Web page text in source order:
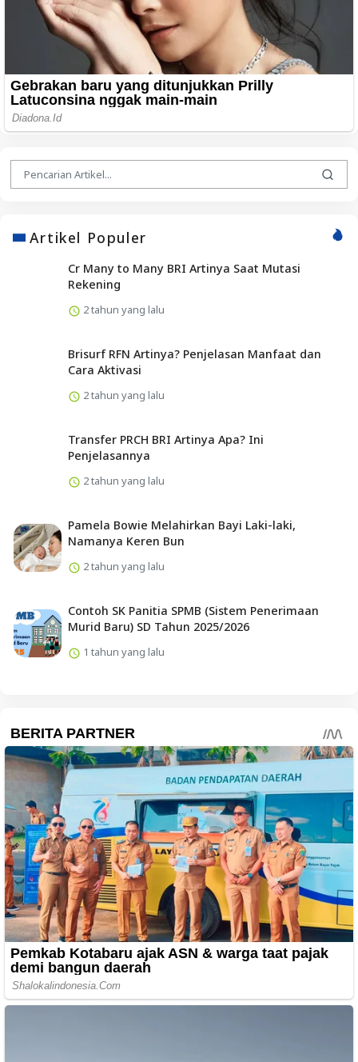
Artikel Populer
Cr Many to Many BRI Artinya Saat Mutasi
Rekening
2 tahun yang lalu
Brisurf RFN Artinya? Penjelasan Manfaat dan
Cara Aktivasi
2 tahun yang lalu
Transfer PRCH BRI Artinya Apa? Ini
Penjelasannya
2 tahun yang lalu
Pamela Bowie Melahirkan Bayi Laki-laki,
Namanya Keren Bun
2 tahun yang lalu
Contoh SK Panitia SPMB (Sistem Penerimaan
Murid Baru) SD Tahun 2025/2026
1 tahun yang lalu